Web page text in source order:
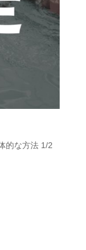
的な方法 1/2